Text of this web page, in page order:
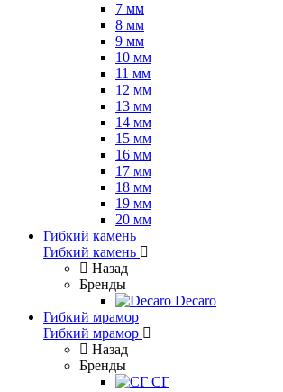
7 мм
8 мм
9 мм
10 мм
11 мм
12 мм
13 мм
14 мм
15 мм
16 мм
17 мм
18 мм
19 мм
20 мм
Гибкий камень
Гибкий камень
Назад
Бренды
Decaro
Гибкий мрамор
Гибкий мрамор
Назад
Бренды
СГ